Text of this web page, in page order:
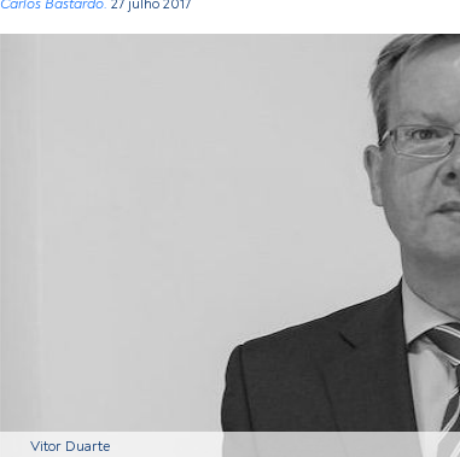
Carlos Bastardo. 27 julho 2017
Vitor Duarte